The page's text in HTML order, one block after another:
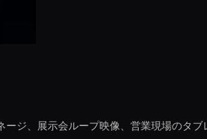
ジ、展示会ループ映像、営業現場のタ